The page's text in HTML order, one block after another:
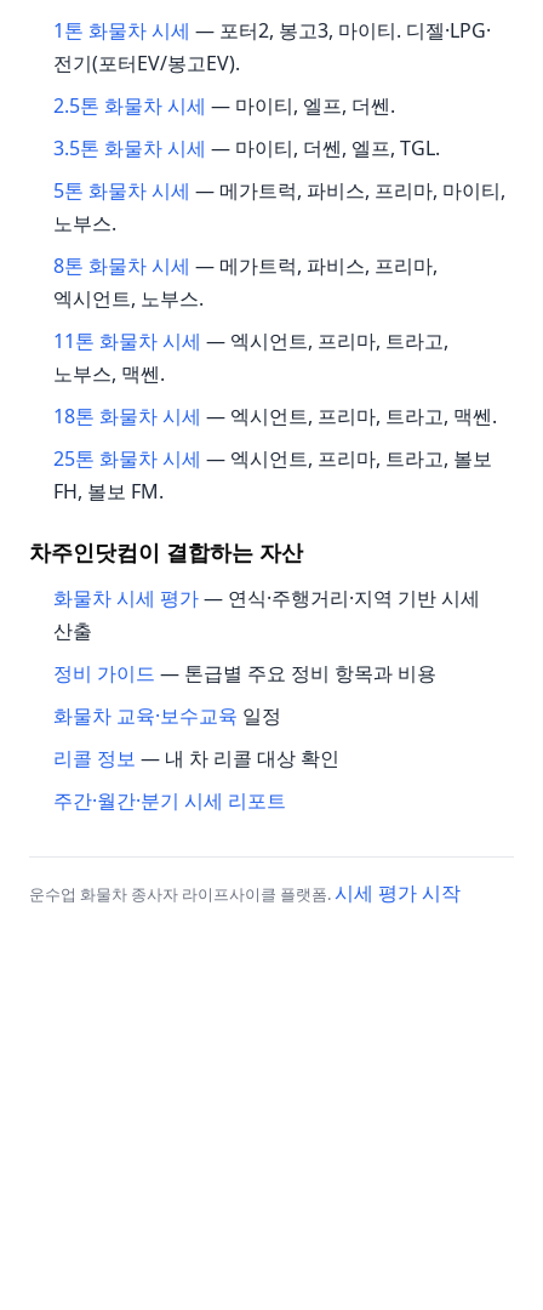
1톤 화물차 시세 — 포터2, 봉고3, 마이티. 디젤·LPG·
전기(포터EV/봉고EV).
2.5톤 화물차 시세 — 마이티, 엘프, 더쎈.
3.5톤 화물차 시세 — 마이티, 더쎈, 엘프, TGL.
5톤 화물차 시세 — 메가트럭, 파비스, 프리마, 마이티,
노부스.
8톤 화물차 시세 — 메가트럭, 파비스, 프리마,
엑시언트, 노부스.
11톤 화물차 시세 — 엑시언트, 프리마, 트라고,
노부스, 맥쎈.
18톤 화물차 시세 — 엑시언트, 프리마, 트라고, 맥쎈.
25톤 화물차 시세 — 엑시언트, 프리마, 트라고, 볼보
FH, 볼보 FM.
차주인닷컴이 결합하는 자산
화물차 시세 평가— 연식·주행거리·지역 기반 시세
산출
정비 가이드 — 톤급별 주요 정비 항목과 비용
화물차 교육·보수교육 일정
리콜 정보 — 내 차 리콜 대상 확인
주간·월간·분기 시세 리포트
운수업 화물차 종사자 라이프사이클 플랫폼.시세 평가 시작